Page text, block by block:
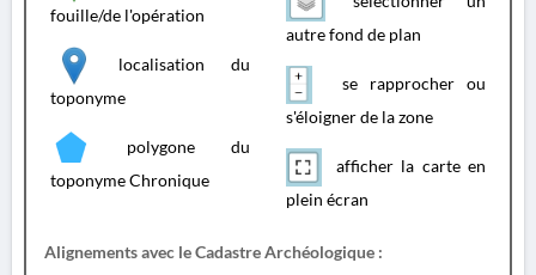
fouille/de l'opération
localisation du
toponyme
polygone du
toponyme Chronique
autre fond de plan
se rapprocher ou
s'éloigner de la zone
afficher la carte en
plein écran
Alignements avec le Cadastre Archéologique :